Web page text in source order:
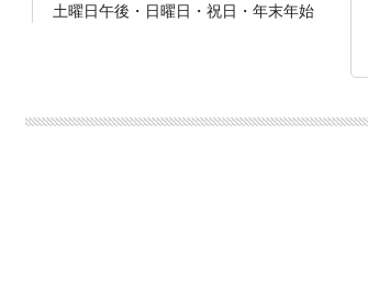
土曜日午後・日曜日・祝日・年末年始